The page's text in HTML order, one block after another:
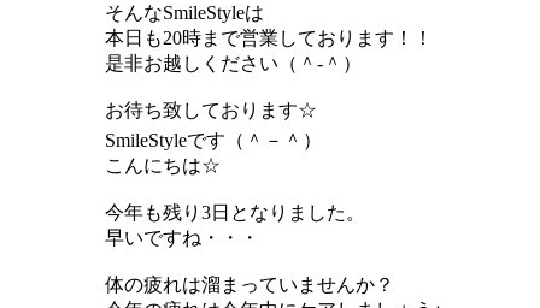
そんなSmileStyleは
本日も20時まで営業しております！！
是非お越しください（＾-＾）
お待ち致しております☆
SmileStyleです（＾－＾）
こんにちは☆
今年も残り3日となりました。
早いですね・・・
体の疲れは溜まっていませんか？